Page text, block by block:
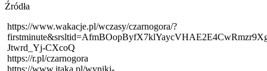
Źródła
https://www.wakacje.pl/wczasy/czarnogora/?
Jtwrd_Yj-CXcoQ
https://r.pl/czarnogora
https://www.itaka.pl/wyniki-